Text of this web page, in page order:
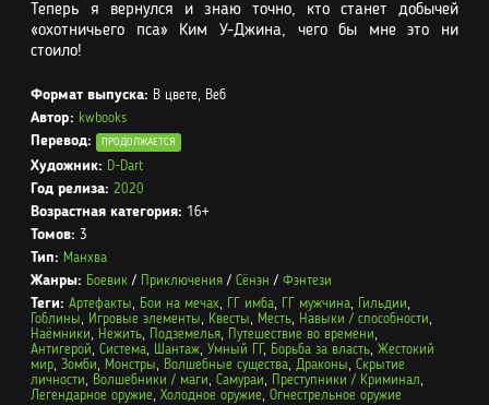
Теперь я вернулся и знаю точно, кто станет добычей
«охотничьего пса» Ким У-Джина, чего бы мне это ни
стоило!
Формат выпуска: В цвете, Веб
Автор: kwbooks
Перевод: ПРОДОЛЖАЕТСЯ
Художник: D-Dart
Год релиза: 2020
Возрастная категория: 16+
Томов: 3
Тип: Манхва
Жанры: Боевик / Приключения / Сёнэн / Фэнтези
Теги: Артефакты, Бои на мечах, ГГ имба, ГГ мужчина, Гильдии,
Гоблины, Игровые элементы, Квесты, Месть, Навыки / способности,
Наёмники, Нежить, Подземелья, Путешествие во времени,
Антигерой, Система, Шантаж, Умный ГГ , Борьба за власть, Жестокий
мир, Зомби, Монстры, Волшебные существа, Драконы, Скрытие
личности, Волшебники / маги, Самураи, Преступники / Криминал,
Легендарное оружие, Холодное оружие, Огнестрельное оружие